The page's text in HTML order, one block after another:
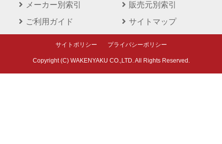
メーカー別索引
販売元別索引
ご利用ガイド
サイトマップ
サイトポリシー プライバシーポリシー
Copyright (C) WAKENYAKU CO.,LTD. All Rights Reserved.